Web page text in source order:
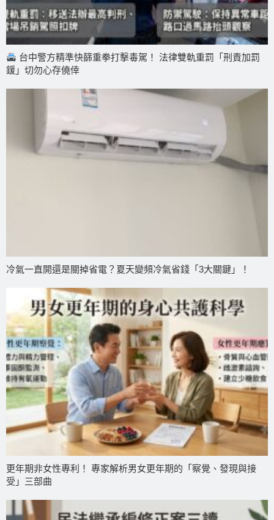
台中警方精準快篩重拳打擊毒駕！ 法律雙軌重罰「刑責加罰
鍰」切勿心存僥倖
冷氣一直開還是關掉省電？夏天變頻冷氣省錢「3大關鍵」！
更年期非女性專利！ 專家解析男女更年期的「察覺、發現與接
受」三部曲